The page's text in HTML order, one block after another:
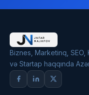
Biznes, Marketinq, SEO,
və Startap haqqında